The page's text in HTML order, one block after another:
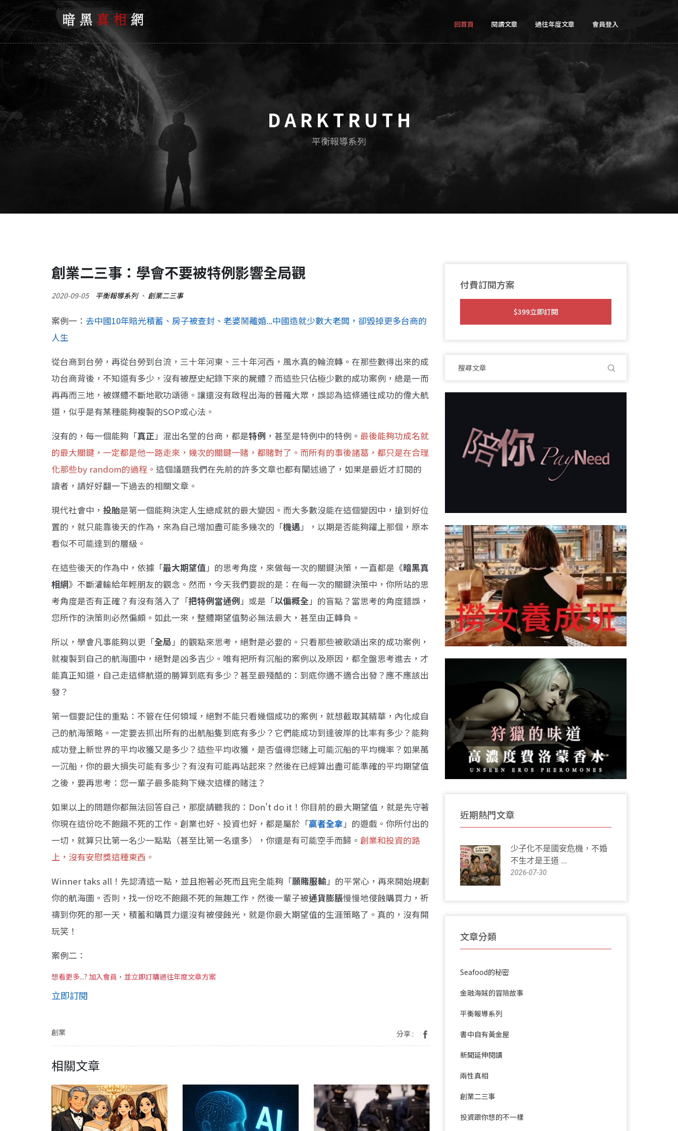
回首頁 閱讀文章 過往年度文章 會員登入
D A R K T R U T H
平衡報導系列
創業二三事：學會不要被特例影響全局觀
2020-09-05 平衡報導系列、 創業二三事
案例一： 去中國10年賠光積蓄、房子被查封、老婆鬧離婚...中國造就少數大老闆，卻毀掉更多台商的
人生
從台商到台勞，再從台勞到台流，三十年河東、三十年河西，風水真的輪流轉。在那些數得出來的成
功台商背後，不知道有多少，沒有被歷史紀錄下來的屍體？而這些只佔極少數的成功案例，總是一而
再再而三地，被媒體不斷地歌功頌德。讓還沒有啟程出海的普羅大眾，誤認為這條通往成功的偉大航
道，似乎是有某種能夠複製的SOP或心法。
沒有的，每一個能夠「真正」混出名堂的台商，都是特例 ，甚至是特例中的特例。 最後能夠功成名就
的最大關鍵，一定都是他一路走來，幾次的關鍵一賭，都賭對了。而所有的事後諸葛，都只是在合理
化那些by random的過程。 這個議題我們在先前的許多文章也都有闡述過了，如果是最近才訂閱的
讀者，請好好翻一下過去的相關文章。
現代社會中， 投胎是第一個能夠決定人生總成就的最大變因。而大多數沒能在這個變因中，搶到好位
置的，就只能靠後天的作為，來為自己增加盡可能多幾次的「機遇」，以期是否能夠躍上那個，原本
看似不可能達到的層級。
在這些後天的作為中，依據「最大期望值」的思考角度，來做每一次的關鍵決策，一直都是《暗黑真
相網》不斷灌輸給年輕朋友的觀念。然而，今天我們要說的是：在每一次的關鍵決策中，你所站的思
考角度是否有正確？有沒有落入了「把特例當通例」或是「以偏概全」的盲點？當思考的角度錯誤，
您所作的決策則必然偏頗。如此一來，整體期望值勢必無法最大，甚至由正轉負。
所以，學會凡事能夠以更「全局」的觀點來思考，絕對是必要的。只看那些被歌頌出來的成功案例，
就複製到自己的航海圖中，絕對是凶多吉少。唯有把所有沉船的案例以及原因，都全盤思考進去，才
能真正知道，自己走這條航道的勝算到底有多少？甚至最殘酷的：到底你適不適合出發？應不應該出
發？
第一個要記住的重點：不管在任何領域，絕對不能只看幾個成功的案例，就想截取其精華，內化成自
己的航海策略。一定要去抓出所有的出航船隻到底有多少？它們能成功到達彼岸的比率有多少？能夠
成功登上新世界的平均收獲又是多少？這些平均收獲，是否值得您賭上可能沉船的平均機率？如果萬
一沉船，你的最大損失可能有多少？有沒有可能再站起來？然後在已經算出盡可能準確的平均期望值
之後，要再思考：您一輩子最多能夠下幾次這樣的賭注？
如果以上的問題你都無法回答自己，那麼請聽我的：Don't do it！你目前的最大期望值，就是先守著
你現在這份吃不飽餓不死的工作。創業也好、投資也好，都是屬於「贏者全拿」的遊戲。你所付出的
一切，就算只比第一名少一點點（甚至比第一名還多），你還是有可能空手而歸。 創業和投資的路
上，沒有安慰獎這種東西。
Winner taks all！先認清這一點，並且抱著必死而且完全能夠「願賭服輸」的平常心，再來開始規劃
你的航海圖。否則，找一份吃不飽餓不死的無趣工作，然後一輩子被通貨膨脹慢慢地侵蝕購買力，祈
禱到你死的那一天，積蓄和購買力還沒有被侵蝕光，就是你最大期望值的生涯策略了。真的，沒有開
玩笑！
案例二：
想看更多...? 加入會員，並立即訂購過往年度文章方案
立即訂閱
創業 分享 :
相關文章
付費訂閱方案
$399立即訂閱
近期熱門文章
少子化不是國安危機，不婚
不生才是王道 ...
2026-07-30
文章分類
Seafood的秘密
金融海賊的冒險故事
平衡報導系列
書中自有黃金屋
新聞延伸閱讀
兩性真相
創業二三事
投資跟你想的不一樣